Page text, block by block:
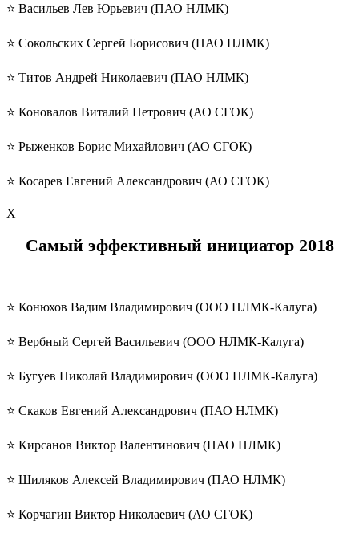
⭐️ Васильев Лев Юрьевич (ПАО НЛМК)
⭐️ Сокольских Сергей Борисович (ПАО НЛМК)
⭐️ Титов Андрей Николаевич (ПАО НЛМК)
⭐️ Коновалов Виталий Петрович (АО СГОК)
⭐️ Рыженков Борис Михайлович (АО СГОК)
⭐️ Косарев Евгений Александрович (АО СГОК)
Х
Самый эффективный инициатор2018
⭐️ Конюхов Вадим Владимирович (ООО НЛМК-Калуга)
⭐️ Вербный Сергей Васильевич (ООО НЛМК-Калуга)
⭐️ Бугуев Николай Владимирович (ООО НЛМК-Калуга)
⭐️ Скаков Евгений Александрович (ПАО НЛМК)
⭐️ Кирсанов Виктор Валентинович (ПАО НЛМК)
⭐️ Шиляков Алексей Владимирович (ПАО НЛМК)
⭐️ Корчагин Виктор Николаевич (АО СГОК)